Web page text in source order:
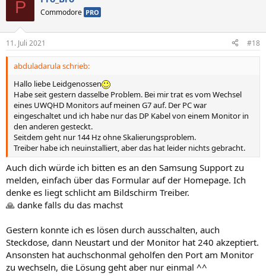
t
v
t
i
m
e
t
v
t
i
m
e
P Commodore PRO
11. Juli 2021 #18
abduladarula schrieb:
Hallo liebe Leidgenossen
Habe seit gestern dasselbe Problem. Bei mir trat es vom Wechsel
eines UWQHD Monitors auf meinen G7 auf. Der PC war
eingeschaltet und ich habe nur das DP Kabel von einem Monitor in
den anderen gesteckt.
Seitdem geht nur 144 Hz ohne Skalierungsproblem.
Treiber habe ich neuinstalliert, aber das hat leider nichts gebracht.
Auch dich würde ich bitten es an den Samsung Support zu
melden, einfach über das Formular auf der Homepage. Ich
denke es liegt schlicht am Bildschirm Treiber.
🙏 danke falls du das machst
Gestern konnte ich es lösen durch ausschalten, auch
Steckdose, dann Neustart und der Monitor hat 240 akzeptiert.
Ansonsten hat auchschonmal geholfen den Port am Monitor
zu wechseln, die Lösung geht aber nur einmal ^^